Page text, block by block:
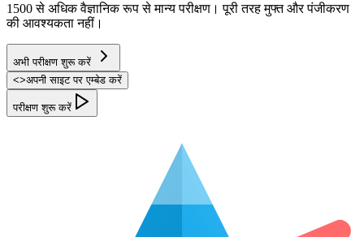
1500 से अधिक वैज्ञानिक रूप से मान्य परीक्षण। पूरी तरह मुफ्त और पंजीकरण
की आवश्यकता नहीं।
अभी परीक्षण शुरू करें
<>अपनी साइट पर एम्बेड करें
परीक्षण शुरू करें